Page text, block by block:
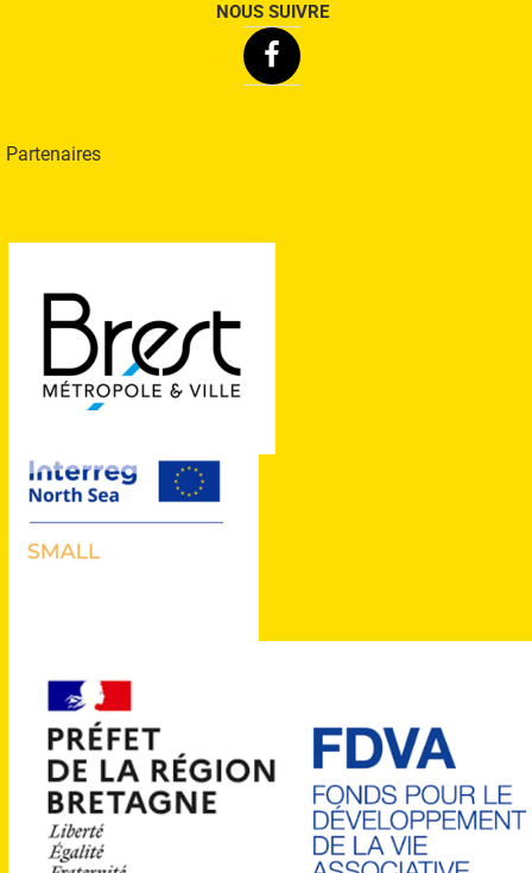
NOUS SUIVRE
Facebook
Partenaires